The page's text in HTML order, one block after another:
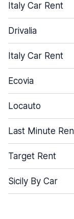
Italy Car Rent
Drivalia
Italy Car Rent
Ecovia
Locauto
Last Minute
Target Rent
Sicily By Car